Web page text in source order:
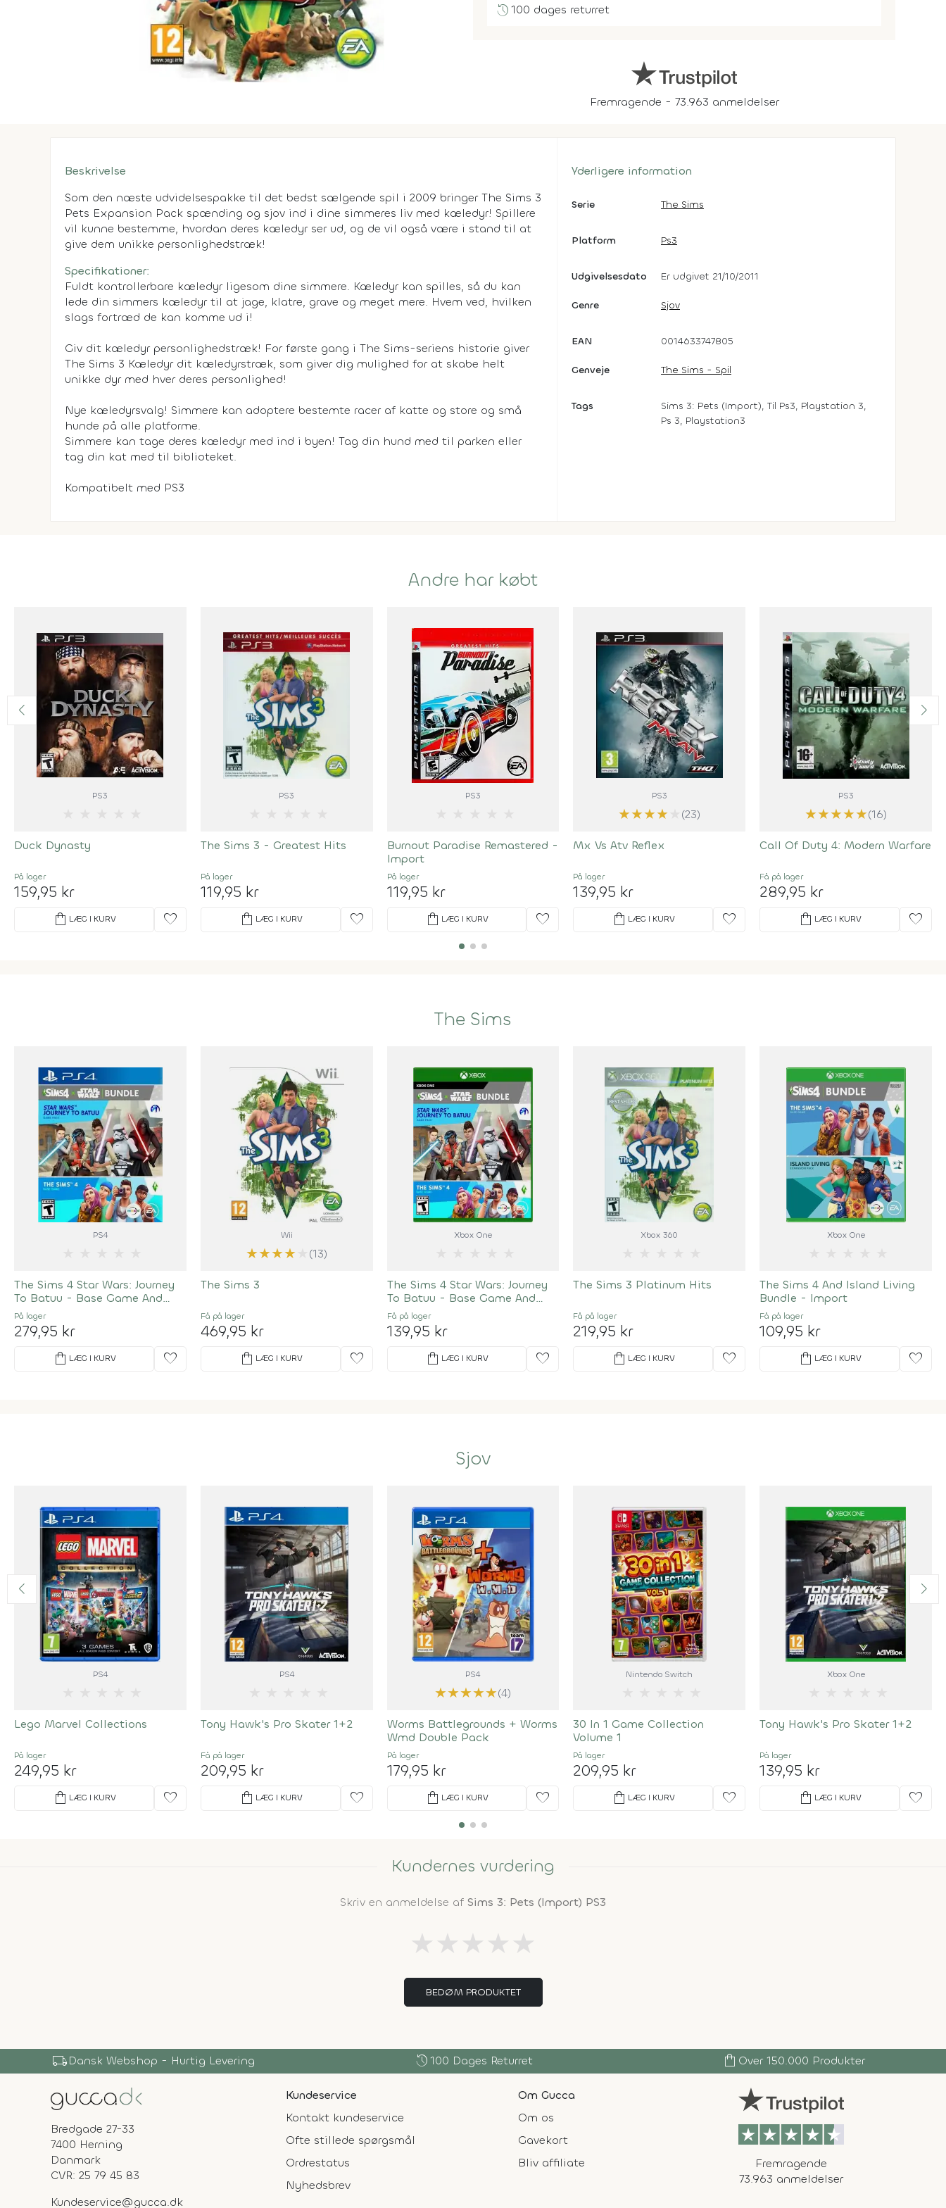
history100 dages returret
Fremragende - 73.963 anmeldelser
Beskrivelse
Som den næste udvidelsespakke til det bedst sælgende spil i 2009 bringer The Sims 3
Pets Expansion Pack spænding og sjov ind i dine simmeres liv med kæledyr! Spillere
vil kunne bestemme, hvordan deres kæledyr ser ud, og de vil også være i stand til at
give dem unikke personlighedstræk!
Specifikationer:
Fuldt kontrollerbare kæledyr ligesom dine simmere. Kæledyr kan spilles, så du kan
lede din simmers kæledyr til at jage, klatre, grave og meget mere. Hvem ved, hvilken
slags fortræd de kan komme ud i!
Giv dit kæledyr personlighedstræk! For første gang i The Sims-seriens historie giver
The Sims 3 Kæledyr dit kæledyrstræk, som giver dig mulighed for at skabe helt
unikke dyr med hver deres personlighed!
Nye kæledyrsvalg! Simmere kan adoptere bestemte racer af katte og store og små
hunde på alle platforme.
Simmere kan tage deres kæledyr med ind i byen! Tag din hund med til parken eller
tag din kat med til biblioteket.
Kompatibelt med PS3
Yderligere information
Serie The Sims
Platform Ps3
Udgivelsesdato Er udgivet 21/10/2011
Genre Sjov
EAN 0014633747805
Genveje The Sims - Spil
Tags
Sims 3: Pets (Import), Til Ps3, Playstation 3,
Ps 3, Playstation3
Andre har købt
PS3
Duck Dynasty
På lager
159,95 kr
shopping_bag LÆG I KURV favorite
PS3
The Sims 3 - Greatest Hits
På lager
119,95 kr
shopping_bag LÆG I KURV favorite
PS3
Burnout Paradise Remastered -
Import
På lager
119,95 kr
shopping_bag LÆG I KURV favorite
PS3
★★★★ (23)
Mx Vs Atv Reflex
På lager
139,95 kr
shopping_bag LÆG I KURV favorite
PS3
★★★★★(16)
Call Of Duty 4: Modern Warfare
Få på lager
289,95 kr
shopping_bag LÆG I KURV favorite
The Sims
PS4
The Sims 4 Star Wars: Journey
To Batuu - Base Game And
Game Pack Bundle
På lager
279,95 kr
shopping_bag LÆG I KURV favorite
Wii
★★★★ (13)
The Sims 3
Få på lager
469,95 kr
shopping_bag LÆG I KURV favorite
Xbox One
The Sims 4 Star Wars: Journey
To Batuu - Base Game And
Game Pack Bundle - Import
Få på lager
139,95 kr
shopping_bag LÆG I KURV favorite
Xbox 360
The Sims 3 Platinum Hits
Få på lager
219,95 kr
shopping_bag LÆG I KURV favorite
Xbox One
The Sims 4 And Island Living
Bundle - Import
Få på lager
109,95 kr
shopping_bag LÆG I KURV favorite
Sjov
PS4
Lego Marvel Collections
På lager
249,95 kr
shopping_bag LÆG I KURV favorite
PS4
Tony Hawk's Pro Skater 1+2
Få på lager
209,95 kr
shopping_bag LÆG I KURV favorite
PS4
★★★★★(4)
Worms Battlegrounds + Worms
Wmd Double Pack
På lager
179,95 kr
shopping_bag LÆG I KURV favorite
Nintendo Switch
30 In 1 Game Collection
Volume 1
På lager
209,95 kr
shopping_bag LÆG I KURV favorite
Xbox One
Tony Hawk's Pro Skater 1+2
På lager
139,95 kr
shopping_bag LÆG I KURV favorite
Kundernes vurdering
Skriv en anmeldelse af Sims 3: Pets (Import) PS3
★★★★★
BEDØM PRODUKTET
history 100 Dages Returret
local_shippingDansk Webshop - Hurtig Levering shopping_bag Over 150.000 Produkter
Kundeservice
Kontakt kundeservice
Ofte stillede spørgsmål
Ordrestatus
Nyhedsbrev
Om Gucca
Om os
Gavekort
Bliv affiliate
Fremragende
73.963 anmeldelser
Bredgade 27-33
7400 Herning
Danmark
CVR: 25 79 45 83
Kundeservice@gucca.dk